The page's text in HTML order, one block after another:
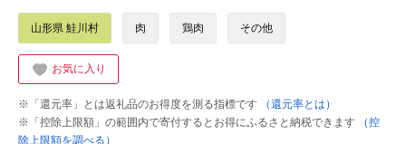
山形県 鮭川村 肉 鶏肉 その他
お気に入り
※「還元率」とは返礼品のお得度を測る指標です
（還元率とは）
※「控除上限額」の範囲内で寄付するとお得にふるさと納税できます
（控
除上限額を調べる）